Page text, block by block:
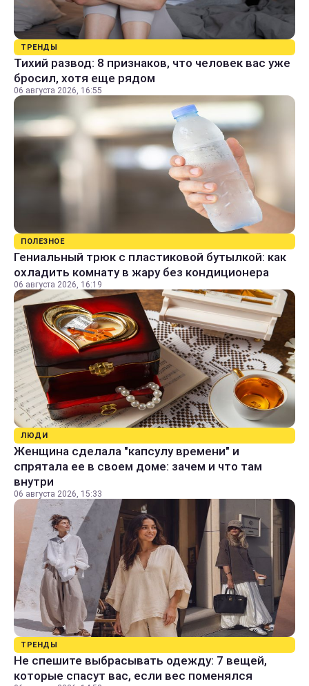
ТРЕНДЫ
Тихий развод: 8 признаков, что человек вас уже
бросил, хотя еще рядом
06 августа 2026, 16:55
ПОЛЕЗНОЕ
Гениальный трюк с пластиковой бутылкой: как
охладить комнату в жару без кондиционера
06 августа 2026, 16:19
ЛЮДИ
Женщина сделала "капсулу времени" и
спрятала ее в своем доме: зачем и что там
внутри
06 августа 2026, 15:33
ТРЕНДЫ
Не спешите выбрасывать одежду: 7 вещей,
которые спасут вас, если вес поменялся